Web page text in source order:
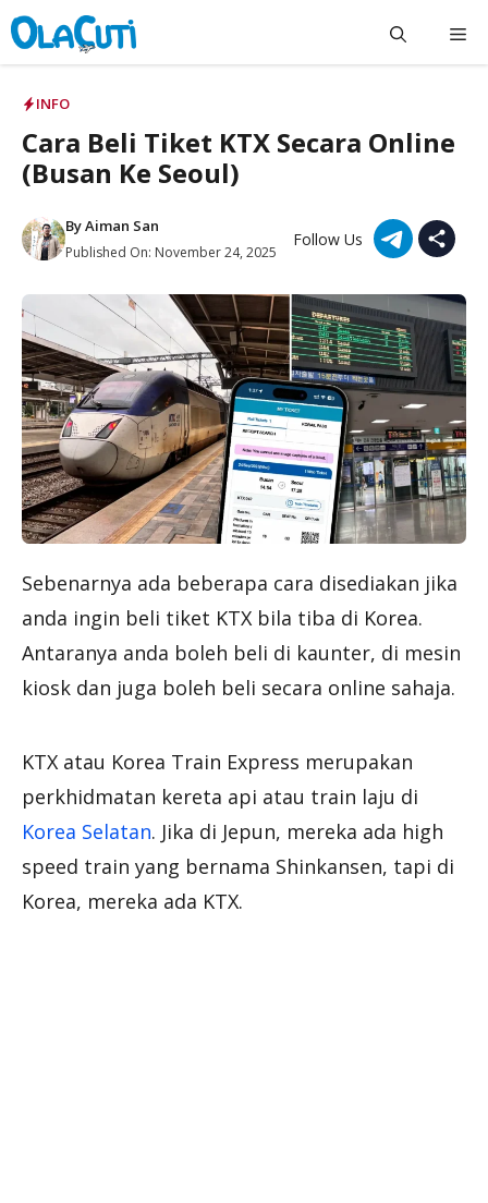
Skip
to
content
INFO
Cara Beli Tiket KTX Secara Online
(Busan Ke Seoul)
ByAiman San
Published On: November 24, 2025
Follow Us
Sebenarnya ada beberapa cara disediakan jika
anda ingin beli tiket KTX bila tiba di Korea.
Antaranya anda boleh beli di kaunter, di mesin
kiosk dan juga boleh beli secara online sahaja.
KTX atau Korea Train Express merupakan
perkhidmatan kereta api atau train laju di
Korea Selatan. Jika di Jepun, mereka ada high
speed train yang bernama Shinkansen, tapi di
Korea, mereka ada KTX.